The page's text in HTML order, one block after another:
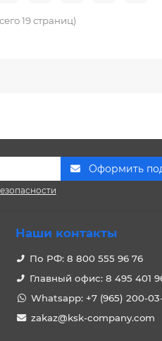
19 страниц)
Оформить
Наши контакты
По РФ: 8 800 555 96 76
Главный офис: 8 495 401
Whatsapp: +7 (965) 200-
zakaz@ksk-company.com